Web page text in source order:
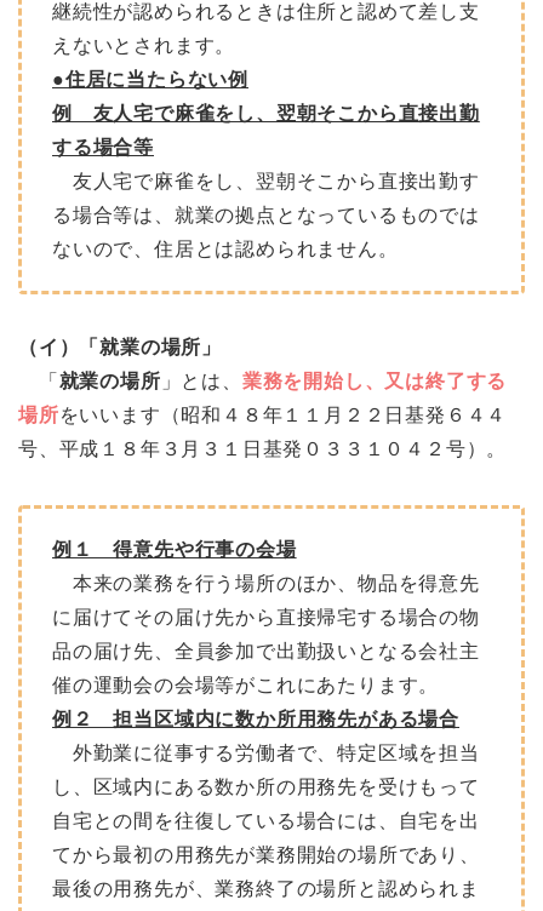
継続性が認められるときは住所と認めて差し支
えないとされます。
●住居に当たらない例
例 友人宅で麻雀をし、翌朝そこから直接出勤
する場合等
友人宅で麻雀をし、翌朝そこから直接出勤す
る場合等は、就業の拠点となっているものでは
ないので、住居とは認められません。
（イ）「就業の場所」
「 就業の場所 」とは、 業務を開始し、又は終了する
場所をいいます（昭和４８年１１月２２日基発６４４
号、平成１８年３月３１日基発０３３１０４２号）。
例１ 得意先や行事の会場
本来の業務を行う場所のほか、物品を得意先
に届けてその届け先から直接帰宅する場合の物
品の届け先、全員参加で出勤扱いとなる会社主
催の運動会の会場等がこれにあたります。
例２ 担当区域内に数か所用務先がある場合
外勤業に従事する労働者で、特定区域を担当
し、区域内にある数か所の用務先を受けもって
自宅との間を往復している場合には、自宅を出
てから最初の用務先が業務開始の場所であり、
最後の用務先が、業務終了の場所と認められま